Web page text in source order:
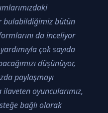
bulabildiğimiz bütün
da inceliyor
çok sayıda
düşünüyor,
paylaşmayı
oyuncularımız,
bağlı olarak